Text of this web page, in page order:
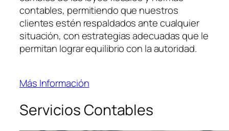
contables, permitiendo que nuestros
clientes estén respaldados ante cualquier
situación, con estrategias adecuadas que le
permitan lograr equilibrio con la autoridad.
Más Información
Servicios Contables